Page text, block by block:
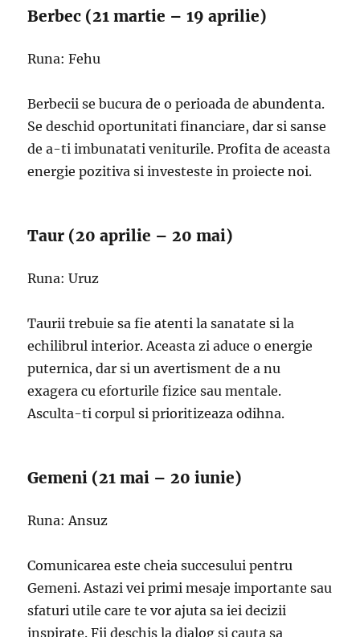
Berbec (21 martie – 19 aprilie)
Runa: Fehu
Berbecii se bucura de o perioada de abundenta.
Se deschid oportunitati financiare, dar si sanse
de a-ti imbunatati veniturile. Profita de aceasta
energie pozitiva si investeste in proiecte noi.
Taur (20 aprilie – 20 mai)
Runa: Uruz
Taurii trebuie sa fie atenti la sanatate si la
echilibrul interior. Aceasta zi aduce o energie
puternica, dar si un avertisment de a nu
exagera cu eforturile fizice sau mentale.
Asculta-ti corpul si prioritizeaza odihna.
Gemeni (21 mai – 20 iunie)
Runa: Ansuz
Comunicarea este cheia succesului pentru
Gemeni. Astazi vei primi mesaje importante sau
sfaturi utile care te vor ajuta sa iei decizii
inspirate. Fii deschis la dialog si cauta sa